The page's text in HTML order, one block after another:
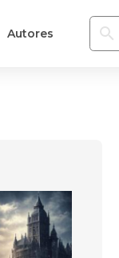
Autores